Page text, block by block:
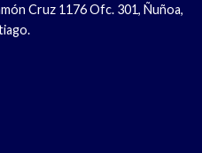
Cruz 1176 Ofc. 301, Ñuñoa,